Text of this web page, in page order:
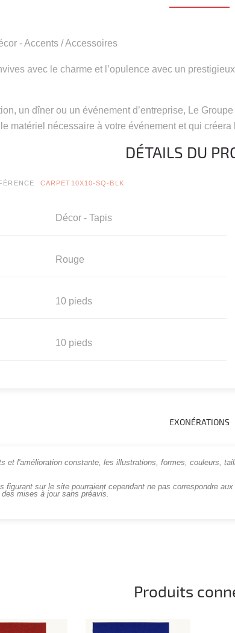
- Accents / Accessoires
avec le charme et l’opulence avec un
un dîner ou un événement d’entreprise, Le
matériel nécessaire à votre événement et qui
DÉTAILS DU
CARPET10X10-SQ-BLK
Décor - Tapis
Rouge
10 pieds
10 pieds
EXONÉRATIONS
et l'amélioration constante, les illustrations, formes, couleurs,
figurant sur le site pourraient cependant ne pas correspondre
mises à jour sans préavis.
Produits